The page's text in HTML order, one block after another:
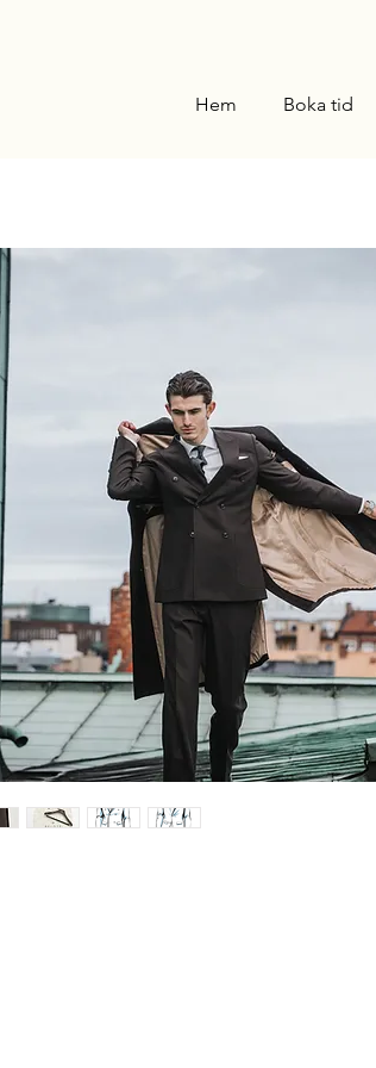
Hem Boka tid